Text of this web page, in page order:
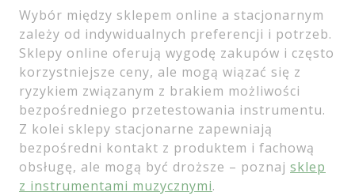
Wybór między sklepem online a stacjonarnym
zależy od indywidualnych preferencji i potrzeb.
Sklepy online oferują wygodę zakupów i często
korzystniejsze ceny, ale mogą wiązać się z
ryzykiem związanym z brakiem możliwości
bezpośredniego przetestowania instrumentu.
Z kolei sklepy stacjonarne zapewniają
bezpośredni kontakt z produktem i fachową
obsługę, ale mogą być droższe – poznaj sklep
z instrumentami muzycznymi.